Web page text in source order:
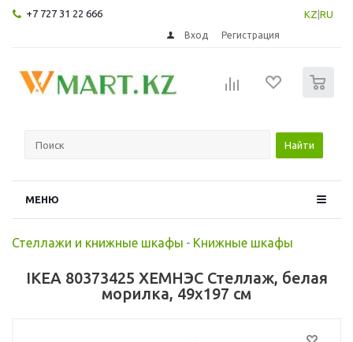
+7 727 31 22 666 KZ RU
Вход Регистрация
Найти
МЕНЮ
Стеллажи и книжные шкафы - Книжные шкафы
IKEA 80373425 ХЕМНЭС Стеллаж, белая
морилка, 49x197 см